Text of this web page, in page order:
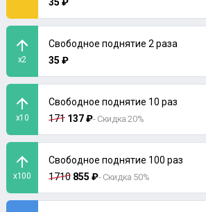
x2
Свободное поднятие 2 раза
35 ₽
x10
Свободное поднятие 10 раз
171 137 ₽- Скидка 20%
x100
Свободное поднятие 100 раз
1710 855 ₽- Скидка 50%